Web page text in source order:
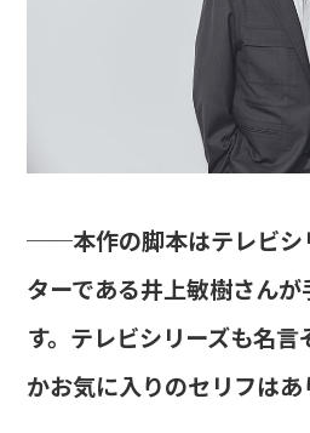
──本作の脚本はテレビシ
ターである井上敏樹さん
す。テレビシリーズも名
かお気に入りのセリフはあ